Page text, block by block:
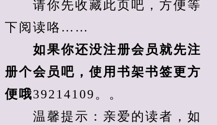
请你先收藏此页吧，方便等
下阅读咯……
如果你还没注册会员就先注
册个会员吧，使用书架书签更方
便哦39214109。。
温馨提示：亲爱的读者，如